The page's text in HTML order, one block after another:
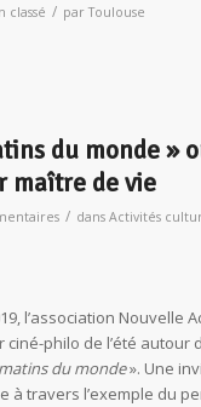
classé / parToulouse
du monde »
maître de vie
/ dans Activités
l’association Nouvelle
philo de l’été autour
du monde». Une
à travers l’exemple du